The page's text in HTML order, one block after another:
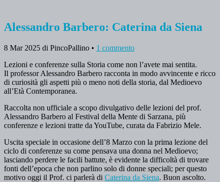
Alessandro Barbero: Caterina da Siena
8 Mar 2025 di PincoPallino • 1 commento
Lezioni e conferenze sulla Storia come non l’avete mai sentita.
Il professor Alessandro Barbero racconta in modo avvincente e ricco
di curiosità gli aspetti più o meno noti della storia, dal Medioevo
all’Età Contemporanea.
Raccolta non ufficiale a scopo divulgativo delle lezioni del prof.
Alessandro Barbero al Festival della Mente di Sarzana, più
conferenze e lezioni tratte da YouTube, curata da Fabrizio Mele.
Uscita speciale in occasione dell’8 Marzo con la prima lezione del
ciclo di conferenze su come pensava una donna nel Medioevo;
lasciando perdere le facili battute, è evidente la difficoltà di trovare
fonti dell’epoca che non parlino solo di donne speciali; per questo
motivo oggi il Prof. ci parlerà di Caterina da Siena. Buon ascolto.